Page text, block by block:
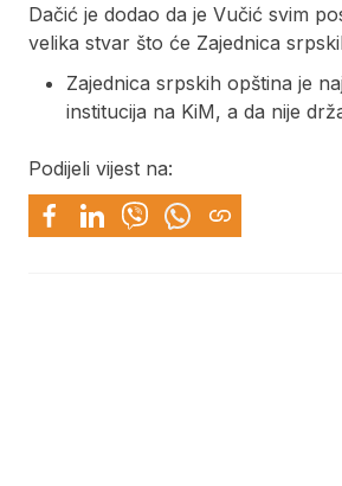
Dačić je dodao da je Vučić svim
velika stvar što će Zajednica
Zajednica srpskih opština je
institucija na KiM, a da nije
Podijeli vijest na: